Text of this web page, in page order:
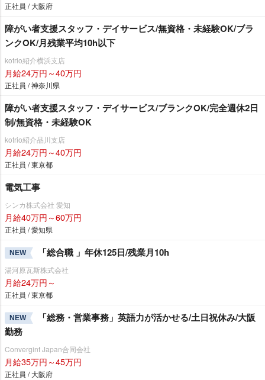
正社員 / 大阪府
障がい者支援スタッフ・デイサービス/無資格・未経験OK/ブラ
ンクOK/月残業平均10h以下
kotrio紹介横浜支店
月給24万円～40万円
正社員 / 神奈川県
障がい者支援スタッフ・デイサービス/ブランクOK/完全週休2日
制/無資格・未経験OK
kotrio紹介品川支店
月給24万円～40万円
正社員 / 東京都
電気工事
シンカ株式会社 愛知
月給40万円～60万円
正社員 / 愛知県
NEW 「総合職 」年休125日/残業月10h
湯河原瓦斯株式会社
月給24万円～
正社員 / 東京都
NEW
「総務・営業事務」英語力が活かせる/土日祝休み/大阪
勤務
Convergint Japan合同会社
月給35万円～45万円
正社員 / 大阪府